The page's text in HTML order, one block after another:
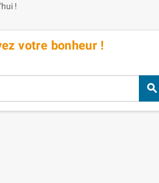
!
votre bonheur !
